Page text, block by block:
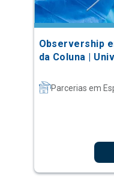
Observership
da Coluna |
Parcerias em